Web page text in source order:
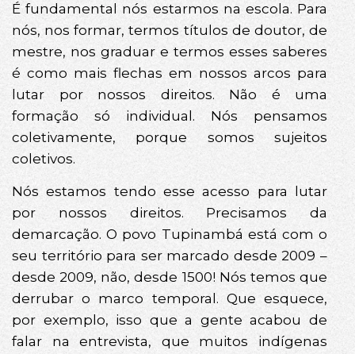
É fundamental nós estarmos na escola. Para
nós, nos formar, termos títulos de doutor, de
mestre, nos graduar e termos esses saberes
é como mais flechas em nossos arcos para
lutar por nossos direitos. Não é uma
formação só individual. Nós pensamos
coletivamente, porque somos sujeitos
coletivos.
Nós estamos tendo esse acesso para lutar
por nossos direitos. Precisamos da
demarcação. O povo Tupinambá está com o
seu território para ser marcado desde 2009 –
desde 2009, não, desde 1500! Nós temos que
derrubar o marco temporal. Que esquece,
por exemplo, isso que a gente acabou de
falar na entrevista, que muitos indígenas